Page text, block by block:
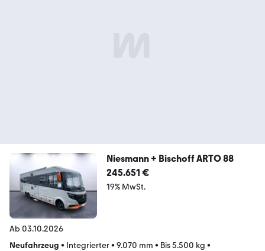
Niesmann + Bischoff ARTO 88
245.651 €
19% MwSt.
Ab 03.10.2026
Neufahrzeug • Integrierter• 9.070 mm • Bis 5.500 kg •